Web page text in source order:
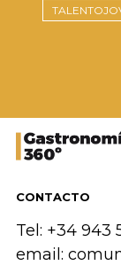
CONTACTO
Tel: +34 943
email: